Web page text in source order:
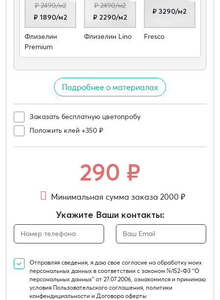
₽ 2490/м2
₽ 1890/м2
Флизелин
Premium
₽ 2490/м2
₽ 2290/м2
Флизелин Lino
₽ 3290/м2
Fresco
Подробнее о материалах
Заказать бесплатную цветопробу
Положить клей +350 ₽
290 ₽
Минимальная сумма заказа 2000 ₽
Укажите Ваши контакты:
Отправляя сведения, я даю свое согласие на обработку моих
персональных данных в соответствии с законом №152-Ф3 “О
персональных данных” от 27.07.2006, ознакомился и принимаю
условия Пользовательского соглашения, политики
конфендициальности и Договора оферты